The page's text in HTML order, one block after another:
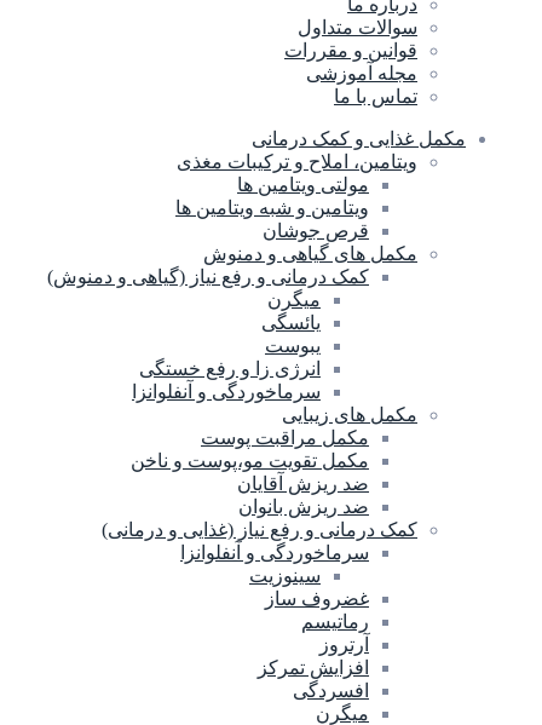
درباره ما
سوالات متداول
قوانین و مقررات
مجله آموزشی
تماس با ما
مکمل غذایی و کمک درمانی
ویتامین، املاح و ترکیبات مغذی
مولتی ویتامین ها
ویتامین و شبه ویتامین ها
قرص جوشان
مکمل های گیاهی و دمنوش
کمک درمانی و رفع نیاز (گیاهی و دمنوش)
میگرن
یائسگی
یبوست
انرژی زا و رفع خستگی
سرماخوردگی و آنفلوانزا
مکمل های زیبایی
مکمل مراقبت پوست
مکمل تقویت مو،پوست و ناخن
ضد ریزش آقایان
ضد ریزش بانوان
کمک درمانی و رفع نیاز (غذایی و درمانی)
سرماخوردگی و آنفلوانزا
سینوزیت
غضروف ساز
رماتیسم
آرتروز
افزایش تمرکز
افسردگی
میگرن